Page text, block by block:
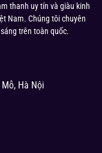
thanh uy tín và giàu kinh
Nam. Chúng tôi chuyên
trên toàn quốc.
Hà Nội